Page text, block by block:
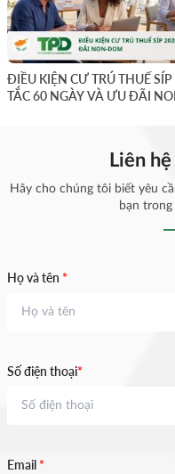
ĐIỀU KIỆN CƯ TRÚ THUẾ
TẮC 60 NGÀY VÀ ƯU ĐÃI
Liên
Hãy cho chúng tôi biết yêu
bạn
Họ và tên *
Số điện thoại*
Email *